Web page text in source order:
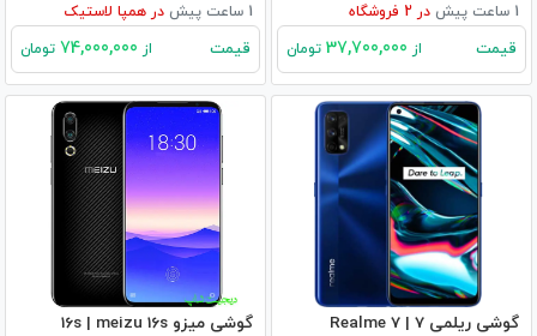
1 ساعت پیش در فروشگاه
قیمت از تومان
1 ساعت پیش در همپا لاستیک
قیمت از تومان
گوشی ریلمی 7 | Realme 7 گوشی میزو 16s | meizu 16s